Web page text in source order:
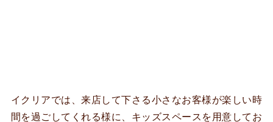
イクリアでは、来店して下さる小さなお客様が楽しい時
間を過ごしてくれる様に、キッズスペースを用意してお